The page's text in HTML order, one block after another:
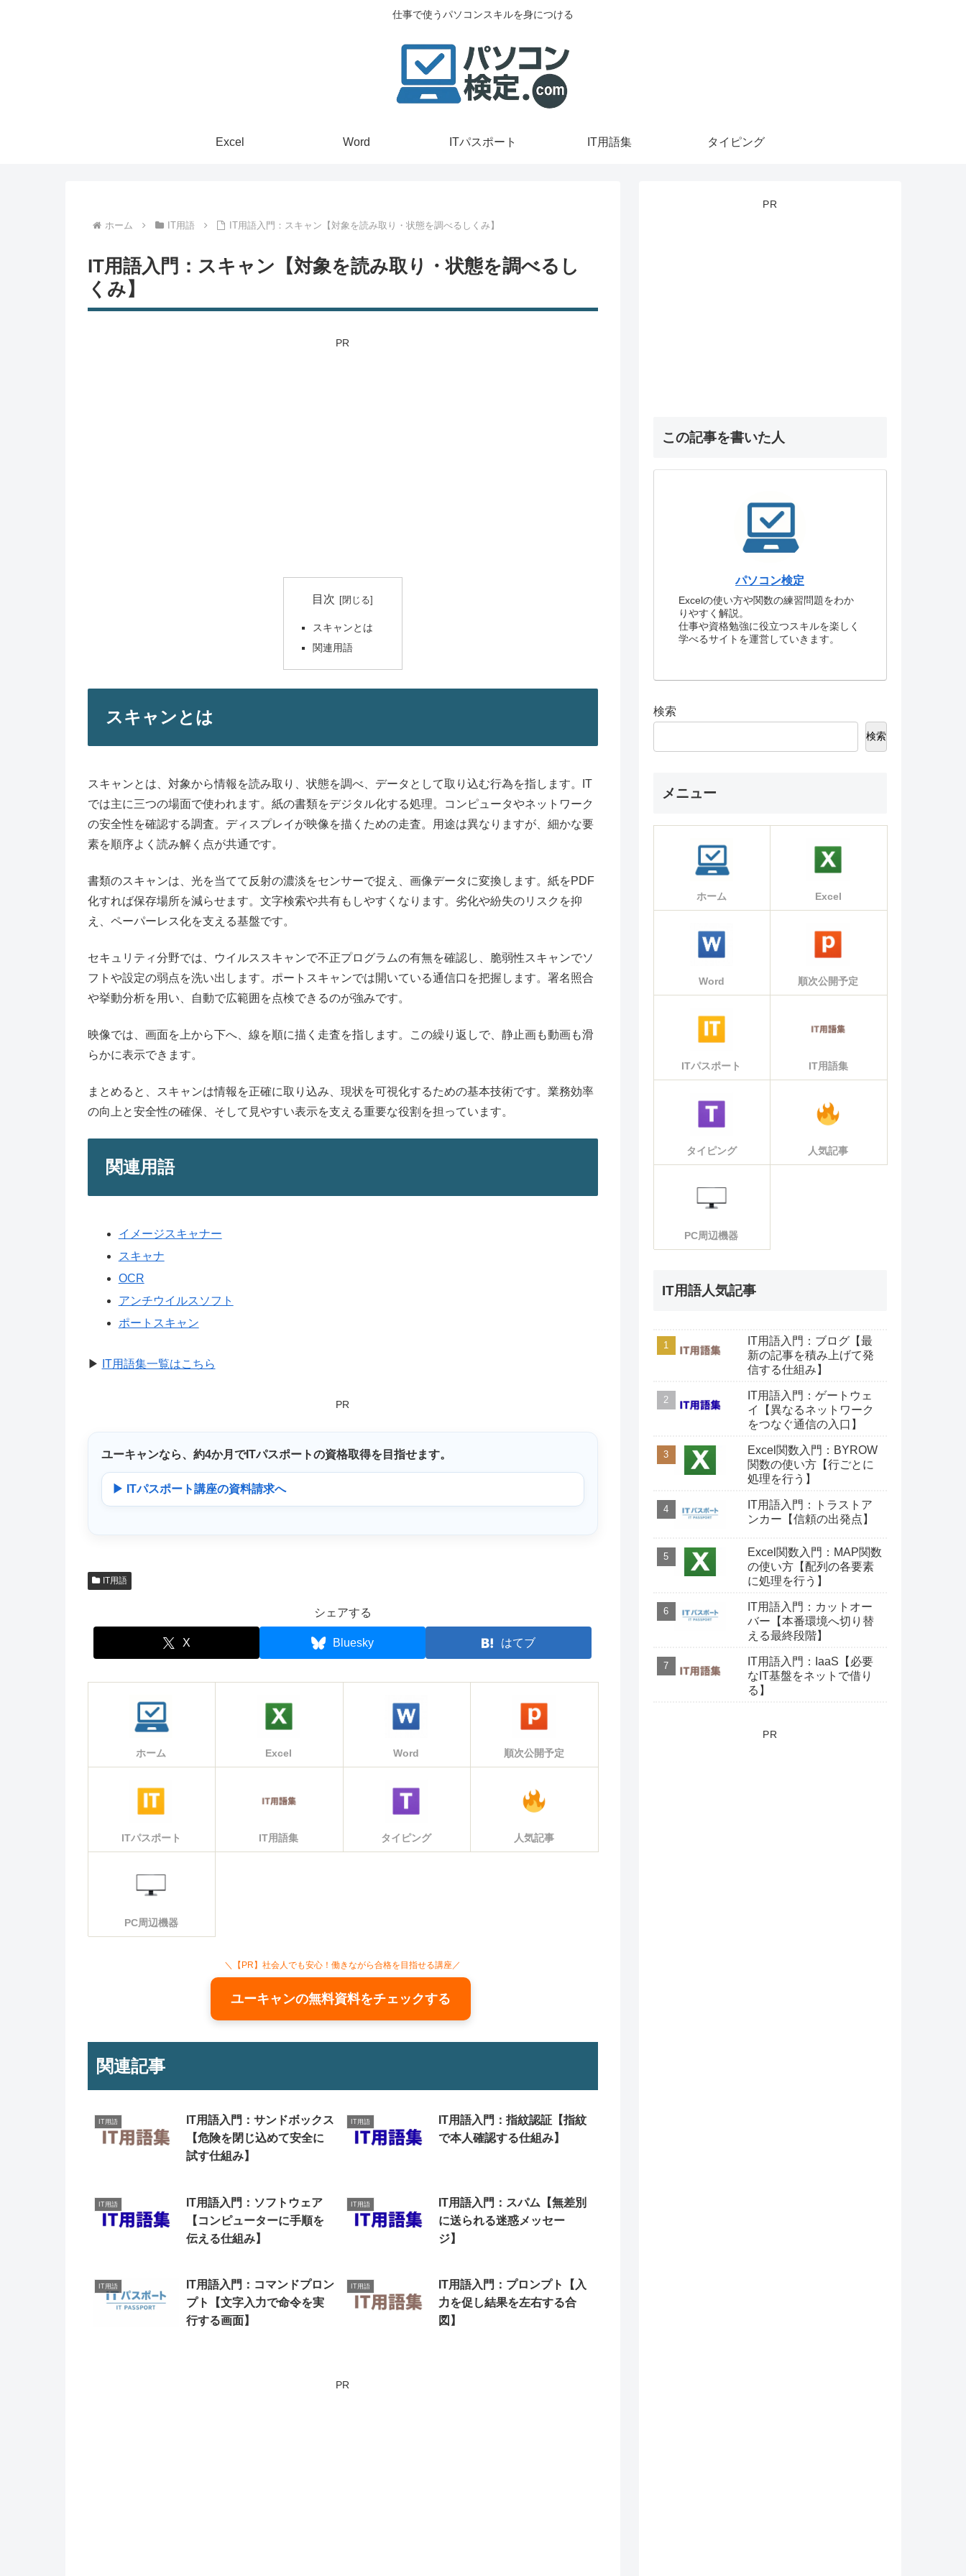
仕事で使うパソコンスキルを身につける
Excel Word ITパスポート IT用語集 タイピング
ホーム IT用語 IT用語入門：スキャン【対象を読み取り・状態を調べるしくみ】
IT用語入門：スキャン【対象を読み取り・状態を調べるし
くみ】
PR
目次
スキャンとは
関連用語
スキャンとは
スキャンとは、対象から情報を読み取り、状態を調べ、データとして取り込む行為を指します。IT
では主に三つの場面で使われます。紙の書類をデジタル化する処理。コンピュータやネットワーク
の安全性を確認する調査。ディスプレイが映像を描くための走査。用途は異なりますが、細かな要
素を順序よく読み解く点が共通です。
書類のスキャンは、光を当てて反射の濃淡をセンサーで捉え、画像データに変換します。紙をPDF
化すれば保存場所を減らせます。文字検索や共有もしやすくなります。劣化や紛失のリスクを抑
え、ペーパーレス化を支える基盤です。
セキュリティ分野では、ウイルススキャンで不正プログラムの有無を確認し、脆弱性スキャンでソ
フトや設定の弱点を洗い出します。ポートスキャンでは開いている通信口を把握します。署名照合
や挙動分析を用い、自動で広範囲を点検できるのが強みです。
映像では、画面を上から下へ、線を順に描く走査を指します。この繰り返しで、静止画も動画も滑
らかに表示できます。
まとめると、スキャンは情報を正確に取り込み、現状を可視化するための基本技術です。業務効率
の向上と安全性の確保、そして見やすい表示を支える重要な役割を担っています。
関連用語
イメージスキャナー
スキャナ
OCR
アンチウイルスソフト
ポートスキャン
▶ IT用語集一覧はこちら
PR
ユーキャンなら、 約4か月 でITパスポートの資格取得を目指せます。
▶ ITパスポート講座の資料請求へ
IT用語
シェアする
X Bluesky はてブ
ホーム Excel Word 順次公開予定
ITパスポート IT用語集 タイピング 人気記事
PC周辺機器
＼【PR】社会人でも安心！働きながら合格を目指せる講座／
ユーキャンの無料資料をチェックする
関連記事
IT用語
IT用語入門：サンドボックス
【危険を閉じ込めて安全に
試す仕組み】
IT用語
IT用語入門：指紋認証【指紋
で本人確認する仕組み】
IT用語
IT用語入門：ソフトウェア
【コンピューターに手順を
伝える仕組み】
IT用語
IT用語入門：スパム【無差別
に送られる迷惑メッセー
ジ】
IT用語
IT用語入門：コマンドプロン
プト【文字入力で命令を実
行する画面】
IT用語
IT用語入門：プロンプト【入
力を促し結果を左右する合
図】
PR
PR
この記事を書いた人
パソコン検定
Excelの使い方や関数の練習問題をわか
りやすく解説。
仕事や資格勉強に役立つスキルを楽しく
学べるサイトを運営していきます。
検索
検索
メニュー
ホーム Excel
Word 順次公開予定
ITパスポート IT用語集
タイピング 人気記事
PC周辺機器
IT用語人気記事
IT用語入門：ブログ【最
新の記事を積み上げて発
信する仕組み】
IT用語入門：ゲートウェ
イ【異なるネットワーク
をつなぐ通信の入口】
Excel関数入門：BYROW
関数の使い方【行ごとに
処理を行う】
IT用語入門：トラストア
ンカー【信頼の出発点】
Excel関数入門：MAP関数
の使い方【配列の各要素
に処理を行う】
IT用語入門：カットオー
バー【本番環境へ切り替
える最終段階】
IT用語入門：IaaS【必要
なIT基盤をネットで借り
る】
PR